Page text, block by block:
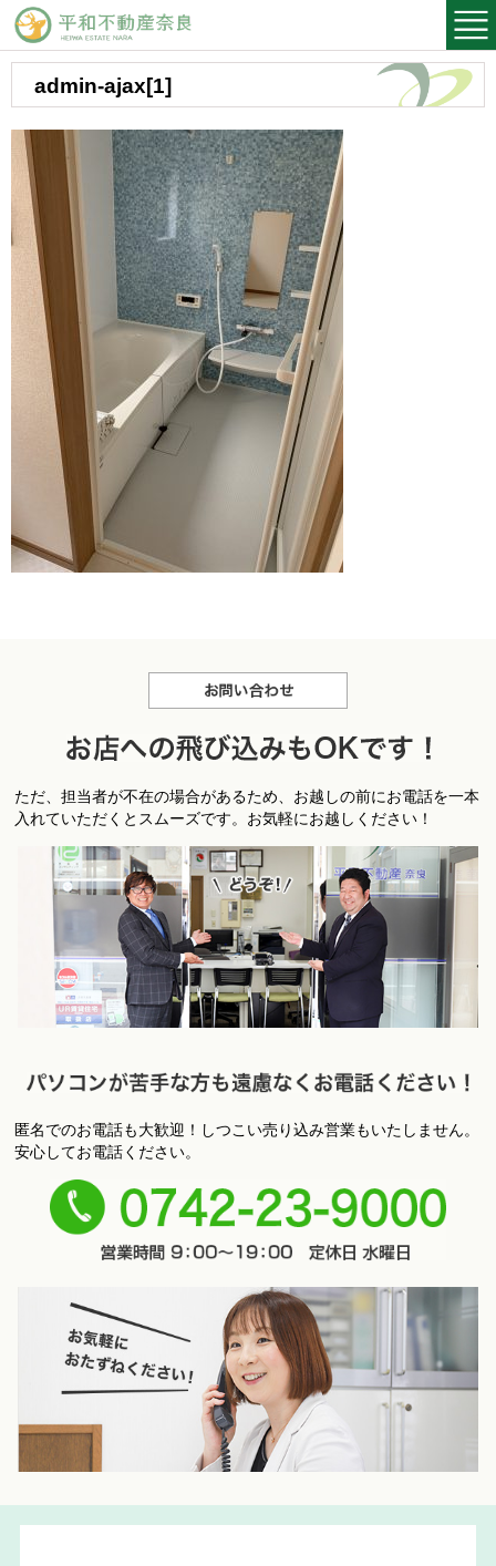
平和不動産奈良
admin-ajax[1]
店への飛び込みもＯＫです！
ただ、担当者が不在の場合があるため、お越しの前にお電話を一本
入れていただくとスムーズです。お気軽にお越しください！
ソコンが苦手な方も遠慮なくお電話ください！
匿名でのお電話も大歓迎！しつこい売り込み営業もいたしません。
安心してお電話ください。